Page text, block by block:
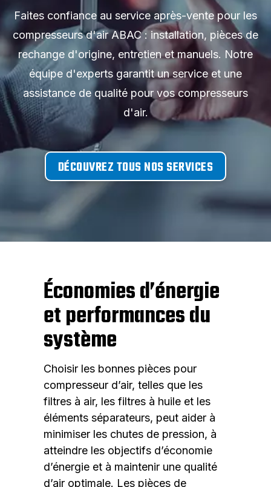
Faites confiance au service après-vente pour les
compresseurs d'air ABAC : installation, pièces de
rechange d'origine, entretien et manuels. Notre
équipe d'experts garantit un service et une
assistance de qualité pour vos compresseurs
d'air.
DÉCOUVREZ TOUS NOS SERVICES
Économies d’énergie
et performances du
système
Choisir les bonnes pièces pour
compresseur d’air, telles que les
filtres à air, les filtres à huile et les
éléments séparateurs, peut aider à
minimiser les chutes de pression, à
atteindre les objectifs d’économie
d’énergie et à maintenir une qualité
d’air optimale. Les pièces de